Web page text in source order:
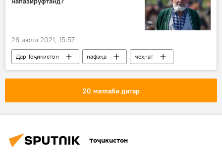
28 июли 2021, 15:57
Дар Тоҷикистон нафақа
меҳнат
Ширин Амонзода
20 матлаби дигар
Тоҷикистон